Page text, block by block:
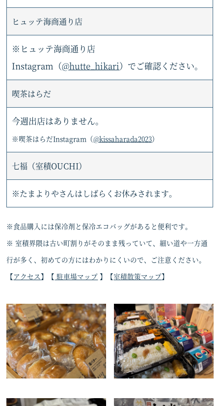
ヒュッテ海商通り店
※ヒュッテ海商通り店
Instagram（@hutte_hikari）でご確認ください。
喫茶はらだ
今週出店はありません。
※喫茶はらだInstagram（@kissaharada2023）
七福（室積OUCHI）
※たまよりやさんはしばらくお休みされます。
※食品購入には保冷剤と保冷エコバッグがあると便利です。
※ 室積界隈は古い町割りがそのまま残っていて、細い道や一方通
行が多く、初めての方にはわかりにくいので、ご注意ください。
【アクセス】【 駐車場マップ 】【室積散策マップ】